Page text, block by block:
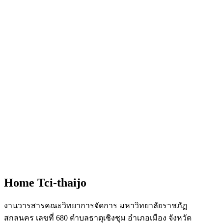
Home Tci-thaijo
งานวารสารคณะวิทยาการจัดการ มหาวิทยาลัยราชภัฏ
สกลนคร เลขที่ 680 ตำบลธาตุเชิงชุม อำเภอเมือง จังหวัด